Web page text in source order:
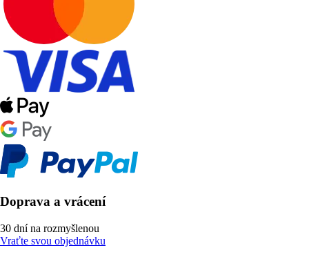
Doprava a vrácení
30 dní na rozmyšlenou
Vraťte svou objednávku